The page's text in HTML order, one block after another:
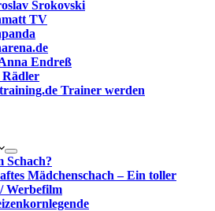
Srokovski
TV
Endreß
Trainer werden
Schach?
Mädchenschach – Ein toller
Werbefilm